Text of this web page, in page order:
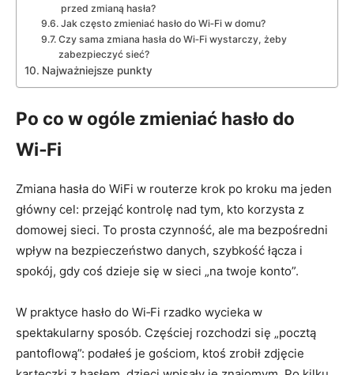
przed zmianą hasła?
Jak często zmieniać hasło do Wi‑Fi w domu?
Czy sama zmiana hasła do Wi‑Fi wystarczy, żeby
zabezpieczyć sieć?
Najważniejsze punkty
Po co w ogóle zmieniać hasło do
Wi‑Fi
Zmiana hasła do WiFi w routerze krok po kroku ma jeden
główny cel: przejąć kontrolę nad tym, kto korzysta z
domowej sieci. To prosta czynność, ale ma bezpośredni
wpływ na bezpieczeństwo danych, szybkość łącza i
spokój, gdy coś dzieje się w sieci „na twoje konto”.
W praktyce hasło do Wi‑Fi rzadko wycieka w
spektakularny sposób. Częściej rozchodzi się „pocztą
pantoflową”: podałeś je gościom, ktoś zrobił zdjęcie